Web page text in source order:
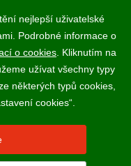
>
povinen vystavit
přijatou tržbu u
výpadku pak nejpozději do
starším 18-ti let.
nejlepší uživatelské
Podrobné informace o
o cookies . Kliknutím na
užívat všechny typy
některých typů cookies,
cookies“.